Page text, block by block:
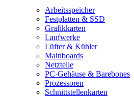
Arbeitsspeicher
Festplatten & SSD
Grafikkarten
Laufwerke
Lüfter & Kühler
Mainboards
Netzteile
PC-Gehäuse & Barebones
Prozessoren
Schnittstellenkarten